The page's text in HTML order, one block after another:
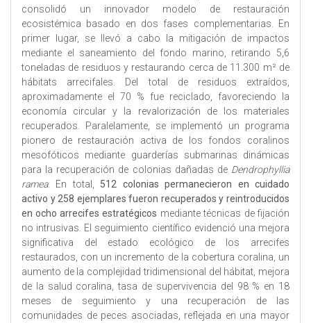
consolidó un innovador modelo de restauración
ecosistémica basado en dos fases complementarias. En
primer lugar, se llevó a cabo la mitigación de impactos
mediante el saneamiento del fondo marino, retirando 5,6
toneladas de residuos y restaurando cerca de 11.300 m² de
hábitats arrecifales. Del total de residuos extraídos,
aproximadamente el 70 % fue reciclado, favoreciendo la
economía circular y la revalorización de los materiales
recuperados. Paralelamente, se implementó un programa
pionero de restauración activa de los fondos coralinos
mesofóticos mediante guarderías submarinas dinámicas
para la recuperación de colonias dañadas de Dendrophyllia
ramea. En total, 512 colonias permanecieron en cuidado
activo y 258 ejemplares fueron recuperados y reintroducidos
en ocho arrecifes estratégicos mediante técnicas de fijación
no intrusivas. El seguimiento científico evidenció una mejora
significativa del estado ecológico de los arrecifes
restaurados, con un incremento de la cobertura coralina, un
aumento de la complejidad tridimensional del hábitat, mejora
de la salud coralina, tasa de supervivencia del 98 % en 18
meses de seguimiento y una recuperación de las
comunidades de peces asociadas, reflejada en una mayor